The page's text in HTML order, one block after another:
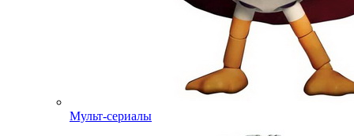
Мульт-сериалы